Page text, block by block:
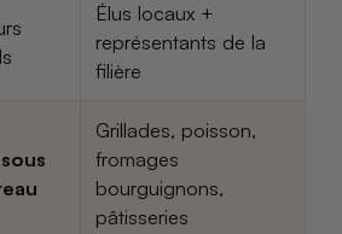
Élus locaux +
représentants de la
filière
Grillades, poisson,
fromages
bourguignons,
pâtisseries